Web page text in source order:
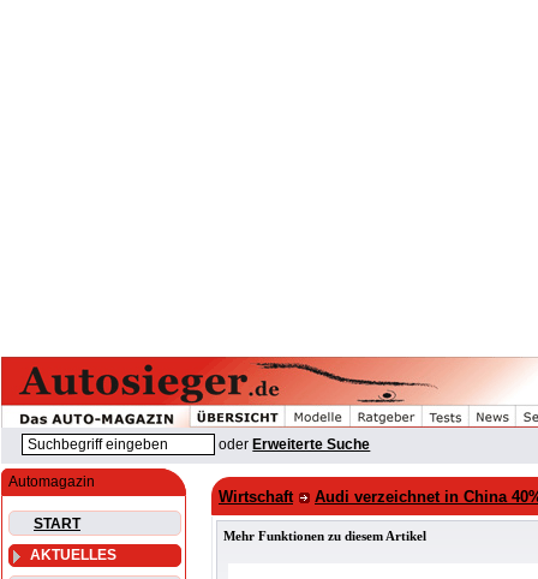
oder Erweiterte Suche
Automagazin
START
AKTUELLES
Wirtschaft Audi verzeichnet in China
Mehr Funktionen zu diesem Artikel